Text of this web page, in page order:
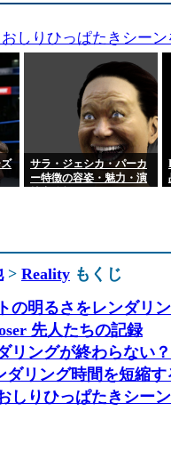
しりひっぱたきシーン
サラ・ジェシカ・パーカ
ー特徴の容姿・魅力・演
> Reality もくじ
の明るさをレンダリ
先人たちの記録
リングが終わらない？
リング時間を短縮す
りひっぱたきシー